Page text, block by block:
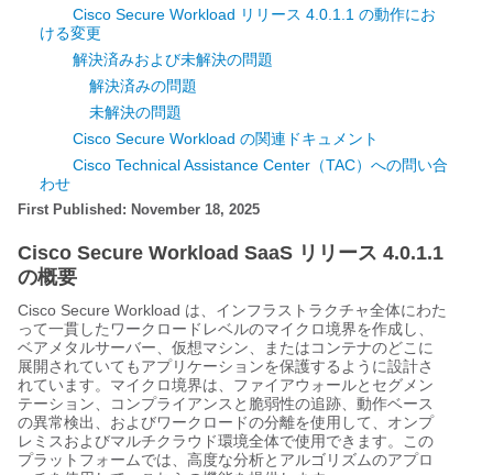
Cisco Secure Workload リリース 4.0.1.1 の動作にお
ける変更
解決済みおよび未解決の問題
解決済みの問題
未解決の問題
Cisco Secure Workload の関連ドキュメント
Cisco Technical Assistance Center（TAC）への問い合
わせ
First Published: November 18, 2025
Cisco Secure Workload SaaS リリース 4.0.1.1
の概要
Cisco Secure Workload は、インフラストラクチャ全体にわた
って一貫したワークロードレベルのマイクロ境界を作成し、
ベアメタルサーバー、仮想マシン、またはコンテナのどこに
展開されていてもアプリケーションを保護するように設計さ
れています。マイクロ境界は、ファイアウォールとセグメン
テーション、コンプライアンスと脆弱性の追跡、動作ベース
の異常検出、およびワークロードの分離を使用して、オンプ
レミスおよびマルチクラウド環境全体で使用できます。この
プラットフォームでは、高度な分析とアルゴリズムのアプロ